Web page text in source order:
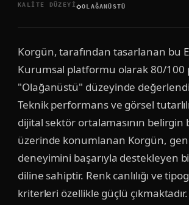
KALITE DÜZEYI◇OLAĞANÜSTÜ
Korgün, tarafından tasarlanan bu
Kurumsal platformu olarak 80/100
"Olağanüstü" düzeyinde
Teknik performans ve görsel
dijital sektör ortalamasının belirgin
üzerinde konumlanan Korgün,
deneyimini başarıyla destekleyen
diline sahiptir. Renk canlılığı ve
kriterleri özellikle güçlü çıkmaktadır.